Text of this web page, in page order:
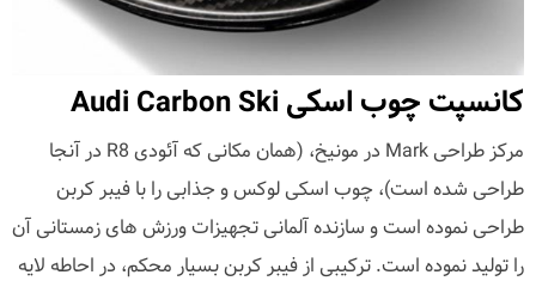
کانسپت چوب اسکی Audi Carbon Ski
مرکز طراحی Mark در مونیخ، (همان مکانی که آئودی R8 در آنجا
طراحی شده است)، چوب اسکی لوکس و جذابی را با فیبر کربن
طراحی نموده است و سازنده آلمانی تجهیزات ورزش های زمستانی آن
را تولید نموده است. ترکیبی از فیبر کربن بسیار محکم، در احاطه لایه